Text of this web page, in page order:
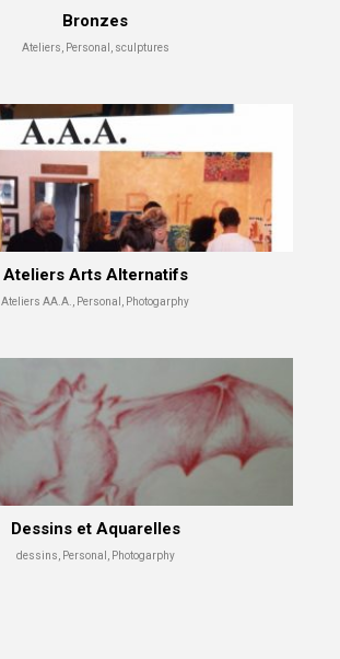
Bronzes
Ateliers, Personal, sculptures
Ateliers Arts Alternatifs
Ateliers AA.A., Personal, Photogarphy
Dessins et Aquarelles
dessins, Personal, Photogarphy